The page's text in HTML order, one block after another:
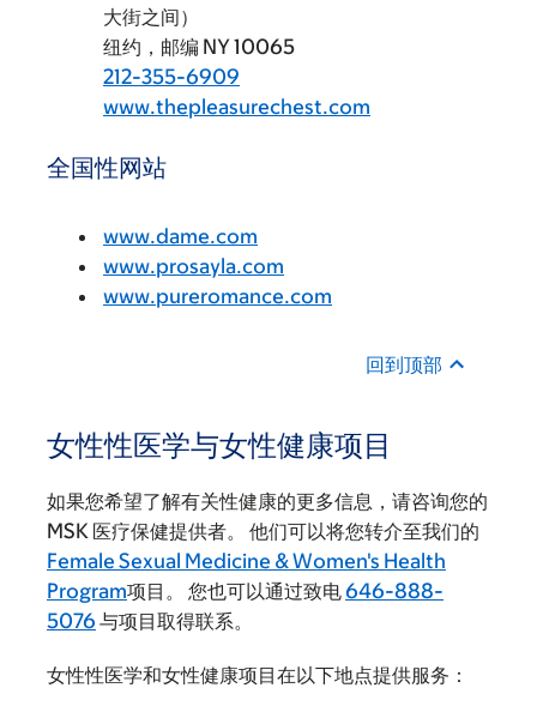
大街之间）
纽约，邮编 NY 10065
212-355-6909
www.thepleasurechest.com
全国性网站
www.dame.com
www.prosayla.com
www.pureromance.com
回到顶部
女性性医学与女性健康项目
如果您希望了解有关性健康的更多信息，请咨询您的
MSK 医疗保健提供者。 他们可以将您转介至我们的
Female Sexual Medicine & Women's Health
Program项目。 您也可以通过致电646-888-
5076 与项目取得联系。
女性性医学和女性健康项目在以下地点提供服务：